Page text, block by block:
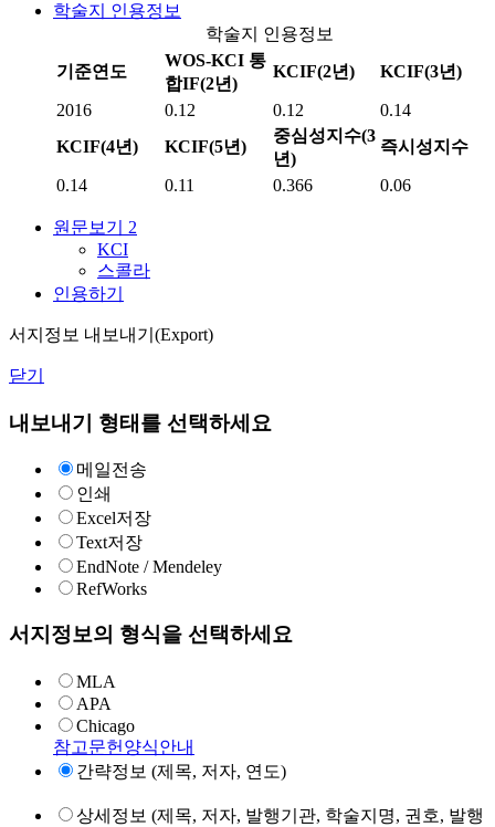
학술지 인용정보
학술지 인용정보
기준연도
WOS-KCI 통
합IF(2년)
KCIF(2년) KCIF(3년)
2016 0.12 0.12
0.14
KCIF(4년)
KCIF(5년)
중심성지수(3
년)
즉시성지수
0.14 0.11 0.366 0.06
원문보기 2
KCI
스콜라
인용하기
서지정보 내보내기(Export)
닫기
내보내기 형태를 선택하세요
메일전송
인쇄
Excel저장
Text저장
EndNote / Mendeley
RefWorks
서지정보의 형식을 선택하세요
MLA
APA
Chicago
참고문헌양식안내
간략정보 (제목, 저자, 연도)
상세정보 (제목, 저자, 발행기관, 학술지명, 권호, 발행